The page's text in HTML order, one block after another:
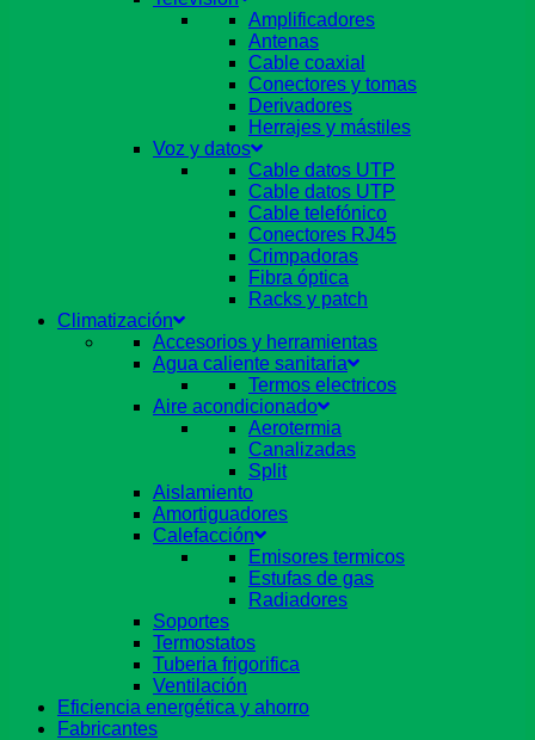
Amplificadores
Antenas
Cable coaxial
Conectores y tomas
Derivadores
Herrajes y mástiles
Voz y datos
Cable datos UTP
Cable datos UTP
Cable telefónico
Conectores RJ45
Crimpadoras
Fibra óptica
Racks y patch
Climatización
Accesorios y herramientas
Agua caliente sanitaria
Termos electricos
Aire acondicionado
Aerotermia
Canalizadas
Split
Aislamiento
Amortiguadores
Calefacción
Emisores termicos
Estufas de gas
Radiadores
Soportes
Termostatos
Tuberia frigorifica
Ventilación
Eficiencia energética y ahorro
Fabricantes